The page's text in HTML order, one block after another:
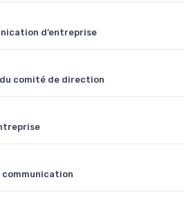
d’entreprise
comité de direction